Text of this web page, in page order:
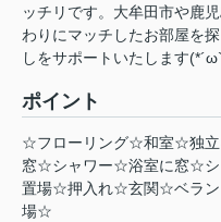
ッチリです。大牟田市や鹿
わりにマッチしたお部屋を
しをサポートいたします
ポイント
☆フローリング☆和室☆独
窓☆シャワー☆浴室に窓☆シ
置場☆押入れ☆玄関☆ベラン
場☆